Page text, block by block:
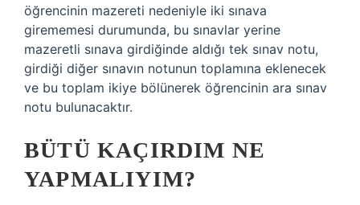
öğrencinin mazereti nedeniyle iki sınava
girememesi durumunda, bu sınavlar yerine
mazeretli sınava girdiğinde aldığı tek sınav notu,
girdiği diğer sınavın notunun toplamına eklenecek
ve bu toplam ikiye bölünerek öğrencinin ara sınav
notu bulunacaktır.
BÜTÜ KAÇIRDIM NE
YAPMALIYIM?